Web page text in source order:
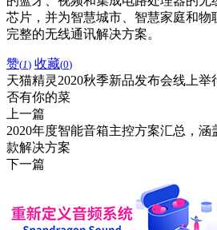
芯片，并为智慧城市、智慧家庭和物
完整的无线通讯解决方案。
赞(1) 收藏(0)
天猫精灵2020秋季新品发布会线上
否有你的菜
上一篇
2020年度智能音箱主控方案汇总，涵
款解决方案
下一篇